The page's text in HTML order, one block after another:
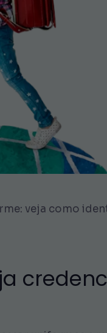
veja como